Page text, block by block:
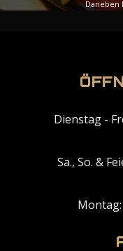
Daneben
Dienstag -
Sa., So. &